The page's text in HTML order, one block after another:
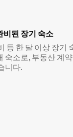
비된 장기 숙소
등 한 달 이상 장기
숙소로, 부동산 계
니다.